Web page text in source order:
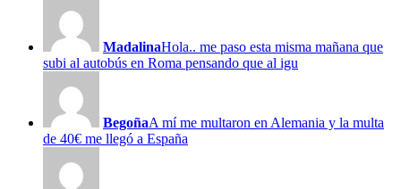
MadalinaHola.. me paso esta misma mañana que
subi al autobús en Roma pensando que al igu
BegoñaA mí me multaron en Alemania y la multa
de 40€ me llegó a España